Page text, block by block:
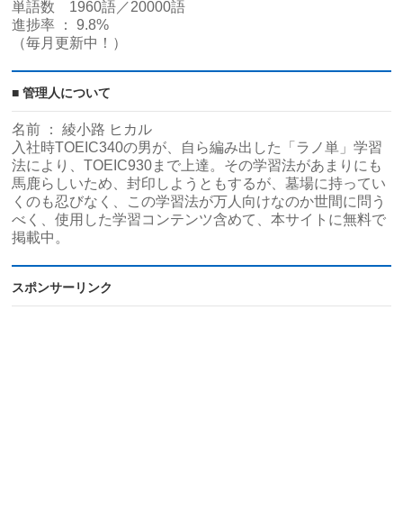
単語数 1960語／20000語
進捗率 ： 9.8%
（毎月更新中！）
■ 管理人について
名前 ： 綾小路 ヒカル
入社時TOEIC340の男が、自ら編み出した「ラノ単」学習
法により、TOEIC930まで上達。その学習法があまりにも
馬鹿らしいため、封印しようともするが、墓場に持ってい
くのも忍びなく、この学習法が万人向けなのか世間に問う
べく、使用した学習コンテンツ含めて、本サイトに無料で
掲載中。
スポンサーリンク